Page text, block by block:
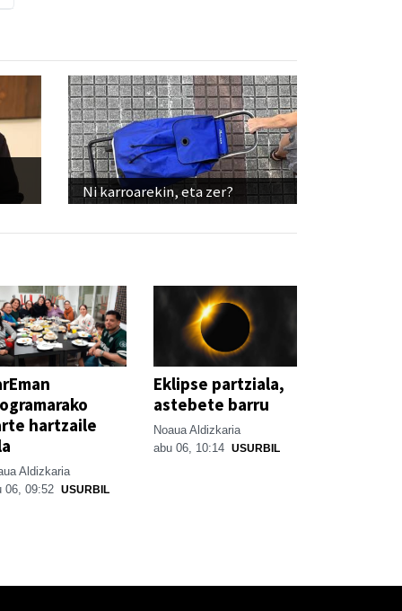
Ni karroarekin, eta zer?
hartzaile
Aldizkaria
06, 09:52 USURBIL
Eklipse partziala,
astebete barru
Noaua Aldizkaria
abu 06, 10:14 USURBIL